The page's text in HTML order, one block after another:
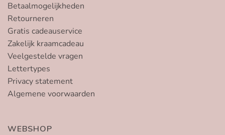
Betaalmogelijkheden
Retourneren
Gratis cadeauservice
Zakelijk kraamcadeau
Veelgestelde vragen
Lettertypes
Privacy statement
Algemene voorwaarden
WEBSHOP